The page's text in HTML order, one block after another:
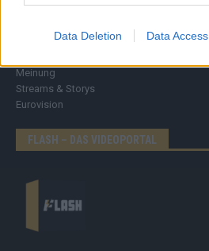
Data Deletion Data Access
Money Matters
Brainpower
Meinung
Streams & Storys
Eurovision
FLASH – DAS VIDEOPORTAL